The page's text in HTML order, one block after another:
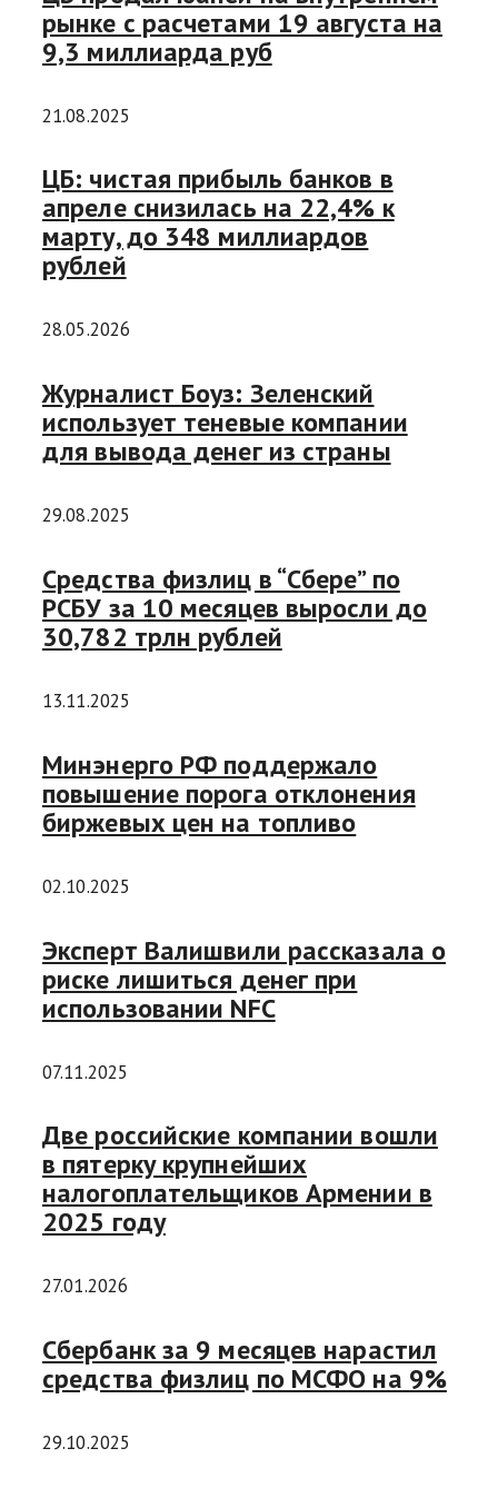
рынке с расчетами 19 августа на
9,3 миллиарда руб
21.08.2025
ЦБ: чистая прибыль банков в
апреле снизилась на 22,4% к
марту, до 348 миллиардов
рублей
28.05.2026
Журналист Боуз: Зеленский
использует теневые компании
для вывода денег из страны
29.08.2025
Средства физлиц в “Сбере” по
РСБУ за 10 месяцев выросли до
30,782 трлн рублей
13.11.2025
Минэнерго РФ поддержало
повышение порога отклонения
биржевых цен на топливо
02.10.2025
Эксперт Валишвили рассказала о
риске лишиться денег при
использовании NFC
07.11.2025
Две российские компании вошли
в пятерку крупнейших
налогоплательщиков Армении в
2025 году
27.01.2026
Сбербанк за 9 месяцев нарастил
средства физлиц по МСФО на 9%
29.10.2025